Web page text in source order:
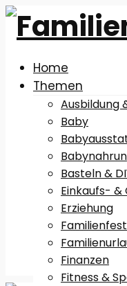
Home
Themen
Ausbildung
Baby
Basteln &
Einkaufs-
Erziehung
Finanzen
Fitness &